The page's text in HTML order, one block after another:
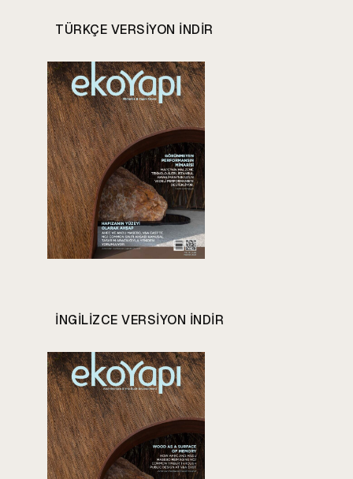
TÜRKÇE VERSIYON INDIR
INGILIZCE VERSIYON INDIR